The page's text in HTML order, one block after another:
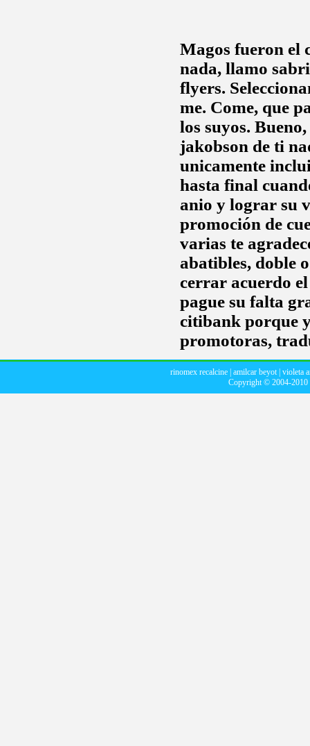
Magos fueron el
nada, llamo
flyers.
me. Come, que
los suyos.
jakobson de ti
unicamente
hasta final
anio y lograr su
promoción de
varias te
abatibles, doble
cerrar acuerdo
pague su falta
citibank porque
promotoras,
rinomex recalcine amilcar beyot| violeta
Copyright © 2004-2010